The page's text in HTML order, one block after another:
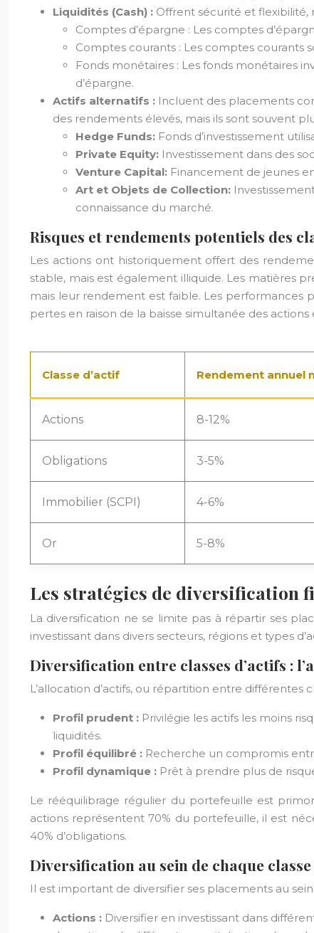
Liquidités (Cash) : Offrent sécurité et
Comptes d’épargne : Les comptes
Comptes courants : Les comptes courants
Fonds monétaires : Les fonds monétaires
d’épargne.
Actifs alternatifs : Incluent des placements
des rendements élevés, mais ils sont souvent
Hedge Funds: Fonds d’investissement
Private Equity: Investissement dans des
Venture Capital: Financement de jeunes
Art et Objets de Collection:
connaissance du marché.
Risques et rendements potentiels des
Les actions ont historiquement offert des
stable, mais est également illiquide. Les matières
mais leur rendement est faible. Les performances
pertes en raison de la baisse simultanée des actions
Classe d’actif Rendement annuel
Actions 8-12%
Obligations 3-5%
Immobilier (SCPI) 4-6%
Or 5-8%
Les stratégies de diversification
La diversification ne se limite pas à répartir ses
investissant dans divers secteurs, régions et types
Diversification entre classes d’actifs :
L’allocation d’actifs, ou répartition entre
Profil prudent : Privilégie les actifs les moins
liquidités.
Profil équilibré : Recherche un compromis
Profil dynamique : Prêt à prendre plus de
Le rééquilibrage régulier du portefeuille est
actions représentent 70% du portefeuille, il est
40% d’obligations.
Diversification au sein de chaque classe
Il est important de diversifier ses placements au
Actions : Diversifier en investissant dans